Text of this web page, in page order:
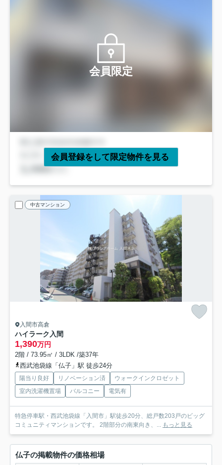
会員限定
会員登録をして限定物件を見る
中古マンション
入間市高倉
ハイラーク入間
1,390万円
2階 / 73.95㎡ / 3LDK /築37年
西武池袋線「仏子」駅 徒歩24分
陽当り良好 リノベーション済
ウォークインクロゼット
室内洗濯機置場
バルコニー 電気有
特急停車駅・西武池袋線「入間市」駅徒歩20分、総戸数203戸のビッグ
コミュニティマンションです。 2階部分の南東向き、... もっと見る
仏子の掲載物件の価格相場